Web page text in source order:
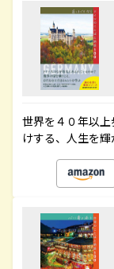
世界を４０年以
けする、人生を